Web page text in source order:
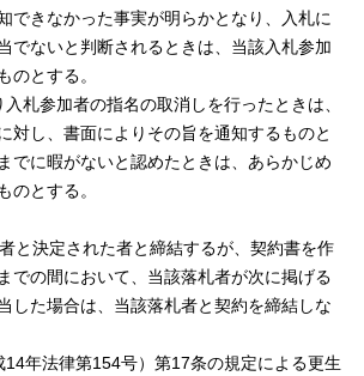
できなかった事実が明らかとなり、入札に
でないと判断されるときは、当該入札参加
のとする。
札参加者の指名の取消しを行ったときは、
対し、書面によりその旨を通知するものと
でに暇がないと認めたときは、あらかじめ
のとする。
と決定された者と締結するが、契約書を作
での間において、当該落札者が次に掲げる
した場合は、当該落札者と契約を締結しな
年法律第154号）第17条の規定による更生